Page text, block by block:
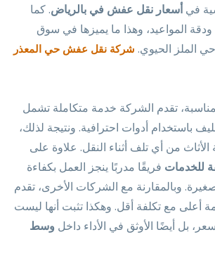
فيأسعار نقل عفش في بالرياض. كما
ودقة المواعيد، وهذا ما يميزها في سوق
الملز الحيوي. شركة نقل عفش حي المعذر
تقدم الشركة خدمة متكاملة تشمل
باستخدام أدوات احترافية. ونتيجة لذلك،
من أي تلف أثناء النقل. علاوة على
للخدمات فريقًا مدربًا ينجز العمل بكفاءة
وبالمقارنة مع الشركات الأخرى، تقدم
مع تكلفة أقل. وهكذا تثبت أنها ليست
بل أيضًا الأوثق في الأداء داخل وسط